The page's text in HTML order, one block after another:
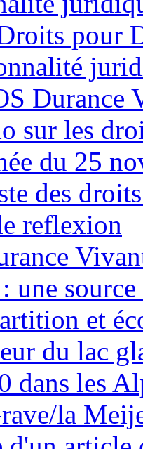
pour
Durance
sur les
du 25
des
reflexion
une
et
du lac
dans les
la